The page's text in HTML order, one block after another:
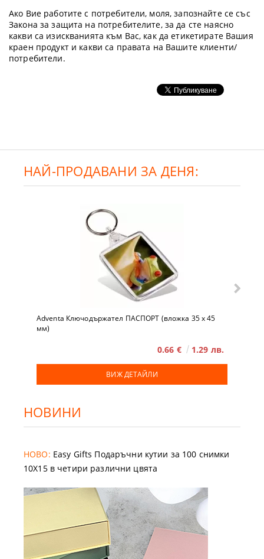
Ако Вие работите с потребители, моля, запознайте се със
Закона за защита на потребителите, за да сте наясно
какви са изискванията към Вас, как да етикетирате Вашия
краен продукт и какви са правата на Вашите клиенти/
потребители.
НАЙ-ПРОДАВАНИ ЗА ДЕНЯ:
Adventa Ключодържател ПАСПОРТ (вложка 35 x 45
мм)
0.66 € 1.29 лв.
ВИЖ ДЕТАЙЛИ
НОВИНИ
НОВО: Easy Gifts Подаръчни кутии за 100 снимки
10X15 в четири различни цвята